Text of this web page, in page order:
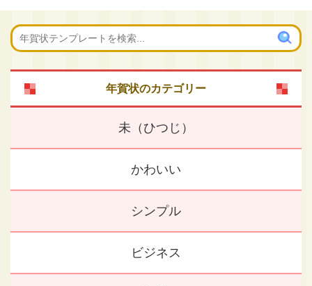
年賀状のカテゴリー
未（ひつじ）
かわいい
シンプル
ビジネス